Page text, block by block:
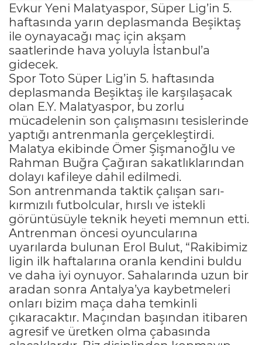
Evkur Yeni Malatyaspor, Süper Lig’in 5.
haftasında yarın deplasmanda Beşiktaş
ile oynayacağı maç için akşam
saatlerinde hava yoluyla İstanbul’a
gidecek.
Spor Toto Süper Lig’in 5. haftasında
deplasmanda Beşiktaş ile karşılaşacak
olan E.Y. Malatyaspor, bu zorlu
mücadelenin son çalışmasını tesislerinde
yaptığı antrenmanla gerçekleştirdi.
Malatya ekibinde Ömer Şişmanoğlu ve
Rahman Buğra Çağıran sakatlıklarından
dolayı kafileye dahil edilmedi.
Son antrenmanda taktik çalışan sarı-
kırmızılı futbolcular, hırslı ve istekli
görüntüsüyle teknik heyeti memnun etti.
Antrenman öncesi oyuncularına
uyarılarda bulunan Erol Bulut, “Rakibimiz
ligin ilk haftalarına oranla kendini buldu
ve daha iyi oynuyor. Sahalarında uzun bir
aradan sonra Antalya’ya kaybetmeleri
onları bizim maça daha temkinli
çıkaracaktır. Maçından başından itibaren
agresif ve üretken olma çabasında